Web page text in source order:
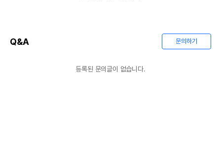
Q&A 문의하기
등록된 문의글이 없습니다.